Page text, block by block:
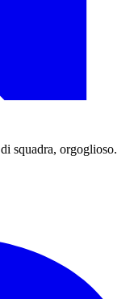
squadra, orgoglioso.